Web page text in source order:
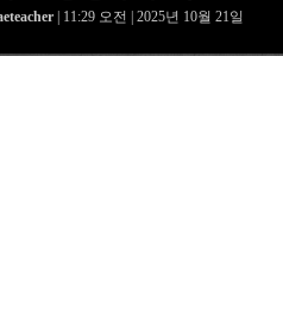
| 11:29 오전 | 2025년 10월 21일